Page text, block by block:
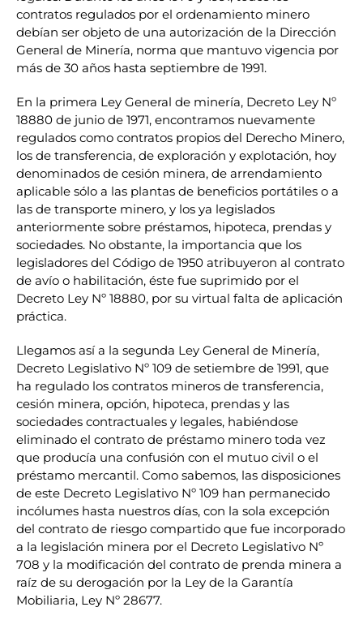
contratos regulados por el ordenamiento minero
debían ser objeto de una autorización de la Dirección
General de Minería, norma que mantuvo vigencia por
más de 30 años hasta septiembre de 1991.
En la primera Ley General de minería, Decreto Ley Nº
18880 de junio de 1971, encontramos nuevamente
regulados como contratos propios del Derecho Minero,
los de transferencia, de exploración y explotación, hoy
denominados de cesión minera, de arrendamiento
aplicable sólo a las plantas de beneficios portátiles o a
las de transporte minero, y los ya legislados
anteriormente sobre préstamos, hipoteca, prendas y
sociedades. No obstante, la importancia que los
legisladores del Código de 1950 atribuyeron al contrato
de avío o habilitación, éste fue suprimido por el
Decreto Ley Nº 18880, por su virtual falta de aplicación
práctica.
Llegamos así a la segunda Ley General de Minería,
Decreto Legislativo Nº 109 de setiembre de 1991, que
ha regulado los contratos mineros de transferencia,
cesión minera, opción, hipoteca, prendas y las
sociedades contractuales y legales, habiéndose
eliminado el contrato de préstamo minero toda vez
que producía una confusión con el mutuo civil o el
préstamo mercantil. Como sabemos, las disposiciones
de este Decreto Legislativo Nº 109 han permanecido
incólumes hasta nuestros días, con la sola excepción
del contrato de riesgo compartido que fue incorporado
a la legislación minera por el Decreto Legislativo Nº
708 y la modificación del contrato de prenda minera a
raíz de su derogación por la Ley de la Garantía
Mobiliaria, Ley Nº 28677.